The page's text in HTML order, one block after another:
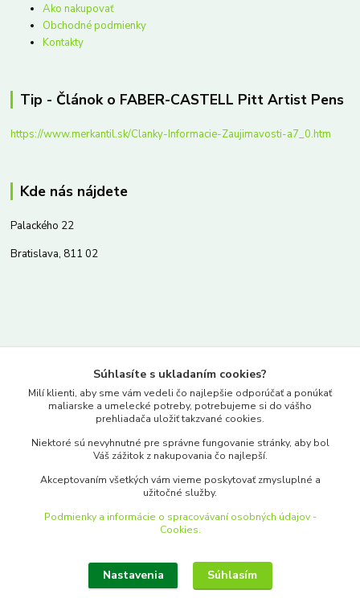
Ako nakupovať
Obchodné podmienky
Kontakty
Tip - Článok o FABER-CASTELL Pitt Artist Pens
https://www.merkantil.sk/Clanky-Informacie-Zaujimavosti-a7_0.htm
Kde nás nájdete
Palackého 22
Bratislava, 811 02
www.merkantil.sk
Pondelok-Piatok: 9.00-17.00hod.
objednavky@merkantil-obchod.sk
Upraviť zber cookies.
Súhlasíte s ukladaním cookies?
Milí klienti, aby sme vám vedeli čo najlepšie odporúčať a ponúkať
maliarske a umelecké potreby, potrebujeme si do vášho
prehliadača uložiť takzvané cookies.
Niektoré sú nevyhnutné pre správne fungovanie stránky, aby bol
Váš zážitok z nakupovania čo najlepší.
Akceptovaním všetkých vám vieme poskytovať zmysluplné a
užitočné služby.
Podmienky a informácie o spracovávaní osobných údajov -
Cookies.
Nastavenia Súhlasím